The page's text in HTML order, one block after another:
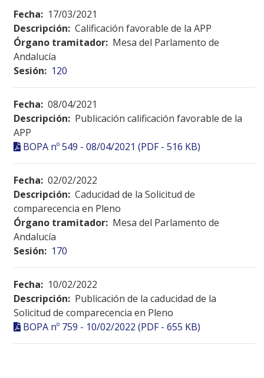
Fecha: 17/03/2021
Descripción: Calificación favorable de la APP
Órgano tramitador: Mesa del Parlamento de
Andalucía
Sesión: 120
Fecha: 08/04/2021
Descripción: Publicación calificación favorable de la
APP
BOPA nº 549 - 08/04/2021 (PDF - 516 KB)
Fecha: 02/02/2022
Descripción: Caducidad de la Solicitud de
comparecencia en Pleno
Órgano tramitador: Mesa del Parlamento de
Andalucía
Sesión: 170
Fecha: 10/02/2022
Descripción: Publicación de la caducidad de la
Solicitud de comparecencia en Pleno
BOPA nº 759 - 10/02/2022 (PDF - 655 KB)